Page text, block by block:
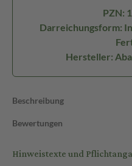
PZN:
Darreichungsform:
Hersteller:
Beschreibung
Bewertungen
Hinweistexte und